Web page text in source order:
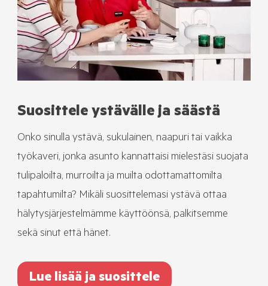
Suosittele ystävälle ja säästä
Onko sinulla ystävä, sukulainen, naapuri tai vaikka
työkaveri, jonka asunto kannattaisi mielestäsi suojata
tulipaloilta, murroilta ja muilta odottamattomilta
tapahtumilta? Mikäli suosittelemasi ystävä ottaa
hälytysjärjestelmämme käyttöönsä, palkitsemme
sekä sinut että hänet.
Lue lisää ja suosittele